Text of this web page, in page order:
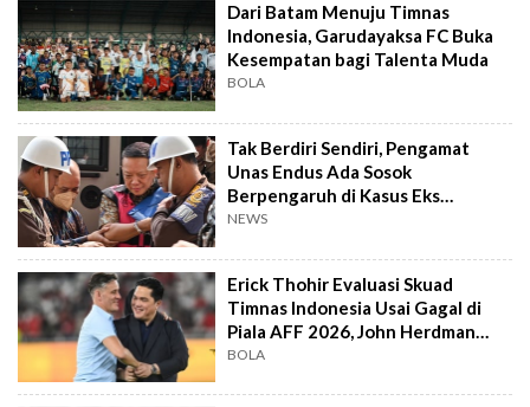
Dari Batam Menuju Timnas
Indonesia, Garudayaksa FC Buka
Kesempatan bagi Talenta Muda
BOLA
Tak Berdiri Sendiri, Pengamat
Unas Endus Ada Sosok
Berpengaruh di Kasus Eks
Jampidsus
NEWS
Erick Thohir Evaluasi Skuad
Timnas Indonesia Usai Gagal di
Piala AFF 2026, John Herdman
Out?
BOLA